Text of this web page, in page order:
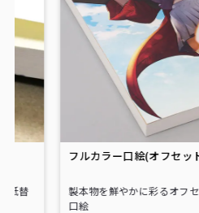
紙替
フルカラー口絵(オフセッ
製本物を鮮やかに彩るオフ
口絵